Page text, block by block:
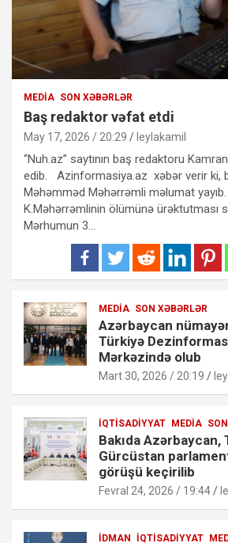
MEDIA SON XƏBƏRLƏR
Baş redaktor vəfat etdi
May 17, 2026 / 20:29 leylakamil
“Nuh.az” saytının baş redaktoru
edib. Azinformasiya.az xəbər verir ki,
Məhəmməd Məhərrəmli məlumat yayıb.
K.Məhərrəmlinin ölümünə ürəktutması
Mərhumun 3…
MEDIA SON XƏBƏRLƏR
Azərbaycan
Türkiyə
Mərkəzində olub
Mart 30, 2026 / 20:19
İQTISADIYYAT MEDIA
Bakıda Azərbaycan,
Gürcüstan
görüşü keçirilib
Fevral 24, 2026 / 19:44
İDMAN İQTISADIYYAT